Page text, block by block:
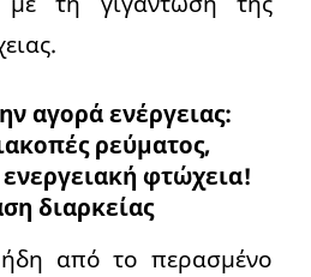
αγορά ενέργειας:
ρεύματος,
φτώχεια!
διαρκείας
από το περασμένο